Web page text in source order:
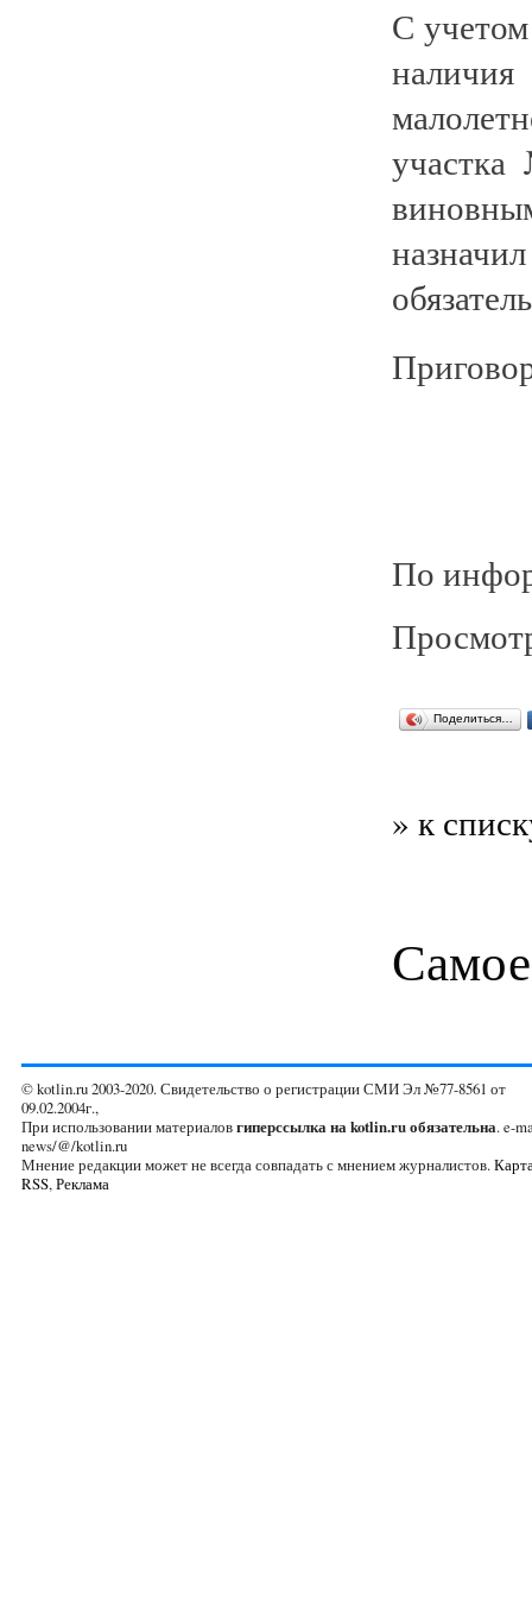
С
По
Поделиться…
» к
© kotlin.ru 2003-2020. Свидетельство о регистрации СМИ Эл №77-8561 от
09.02.2004г.,
При использовании материаловгиперссылка на kotlin.ru обязательна. e-
news/@/kotlin.ru
Мнение редакции может не всегда совпадать с мнением журналистов.
RSS,Реклама